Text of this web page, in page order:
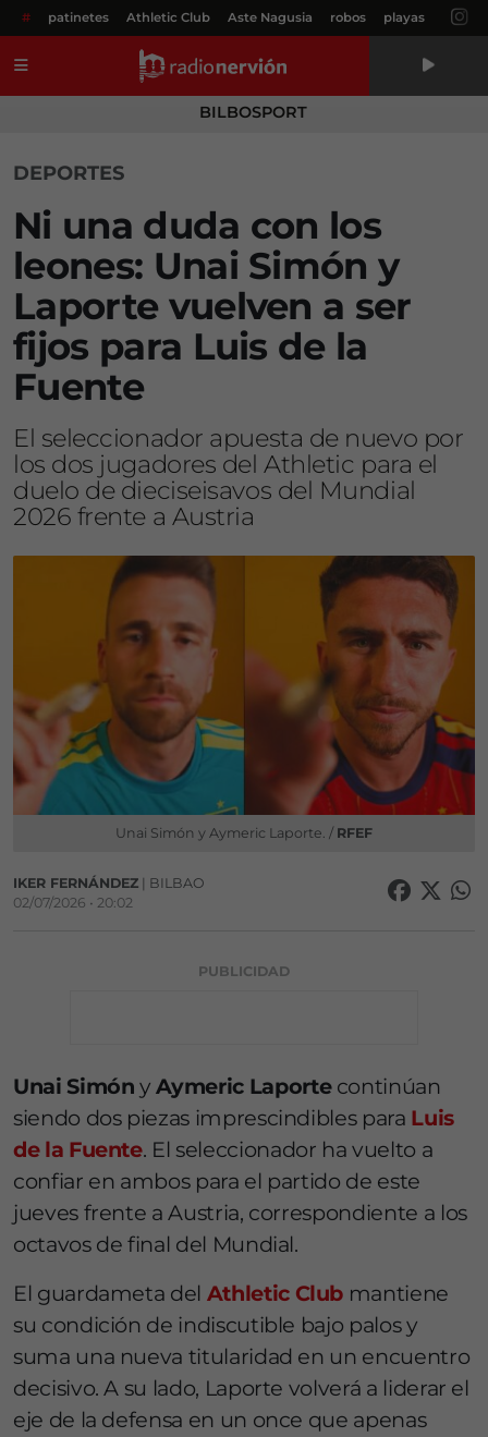
# patinetes Athletic Club Aste Nagusia robos playas
BILBOSPORT
DEPORTES
Ni una duda con los
leones: Unai Simón y
Laporte vuelven a ser
fijos para Luis de la
Fuente
El seleccionador apuesta de nuevo por
los dos jugadores del Athletic para el
duelo de dieciseisavos del Mundial
2026 frente a Austria
Unai Simón y Aymeric Laporte. / RFEF
IKER FERNÁNDEZ | BILBAO
02/07/2026 • 20:02
PUBLICIDAD
Unai Simón yAymeric Laportecontinúan
siendo dos piezas imprescindibles para Luis
de la Fuente. El seleccionador ha vuelto a
confiar en ambos para el partido de este
jueves frente a Austria, correspondiente a los
octavos de final del Mundial.
El guardameta del Athletic Club mantiene
su condición de indiscutible bajo palos y
suma una nueva titularidad en un encuentro
decisivo. A su lado, Laporte volverá a liderar el
eje de la defensa en un once que apenas